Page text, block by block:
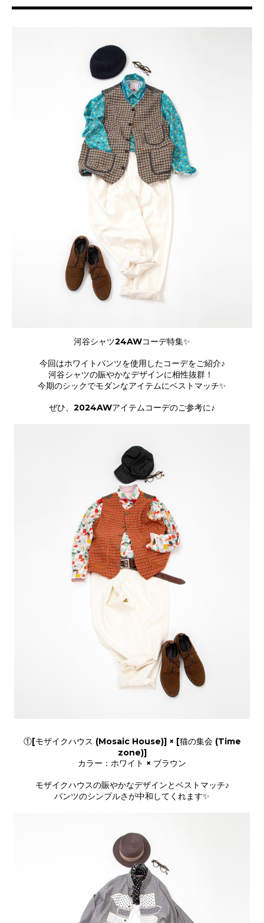
河谷シャツ24AWコーデ特集✨
今回はホワイトパンツを使用したコーデをご紹介♪
河谷シャツの賑やかなデザインに相性抜群！
今期のシックでモダンなアイテムにベストマッチ✨
ぜひ、2024AWアイテムコーデのご参考に♪
①[モザイクハウス (Mosaic House)] × [猫の集会 (Time
zone)]
カラー：ホワイト × ブラウン
モザイクハウスの賑やかなデザインとベストマッチ♪
パンツのシンプルさが中和してくれます✨